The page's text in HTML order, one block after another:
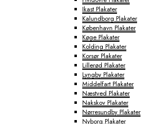
Ikast Plakater
Kalundborg Plakater
København Plakater
Køge Plakater
Kolding Plakater
Korsør Plakater
Lillerød Plakater
Lyngby Plakater
Middelfart Plakater
Næstved Plakater
Nakskov Plakater
Nørresundby Plakater
Nyborg Plakater